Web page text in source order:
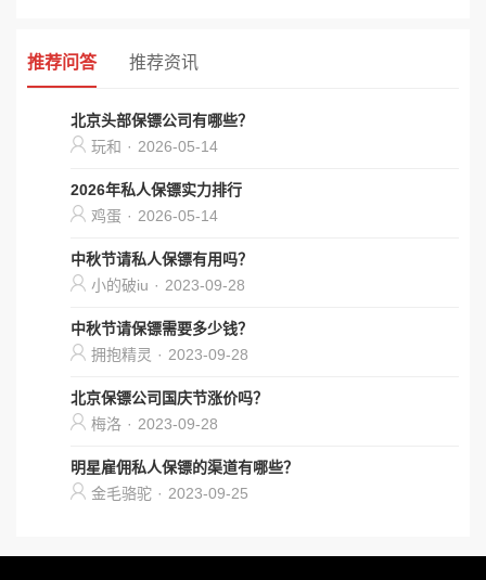
推荐问答 推荐资讯
北京头部保镖公司有哪些？
玩和 · 2026-05-14
2026年私人保镖实力排行
鸡蛋 · 2026-05-14
中秋节请私人保镖有用吗？
小的破iu · 2023-09-28
中秋节请保镖需要多少钱？
拥抱精灵 · 2023-09-28
北京保镖公司国庆节涨价吗？
梅洛 · 2023-09-28
明星雇佣私人保镖的渠道有哪些？
金毛骆驼 · 2023-09-25